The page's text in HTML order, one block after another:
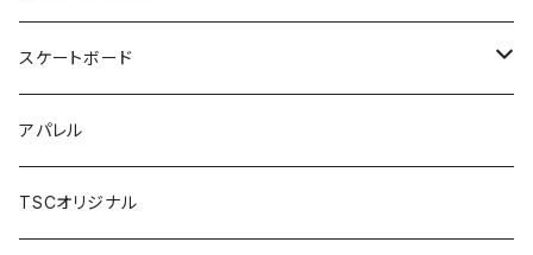
スケートボード
コンプリート
Waterbone
パーツ
アパレル
TSCオリジナル